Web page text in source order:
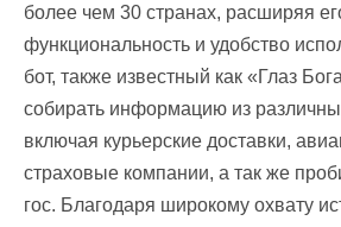
более чем 30 странах, расширяя
функциональность и удобство
бот, также известный как «Глаз
собирать информацию из
включая курьерские доставки,
страховые компании, а так же
гос. Благодаря широкому охвату